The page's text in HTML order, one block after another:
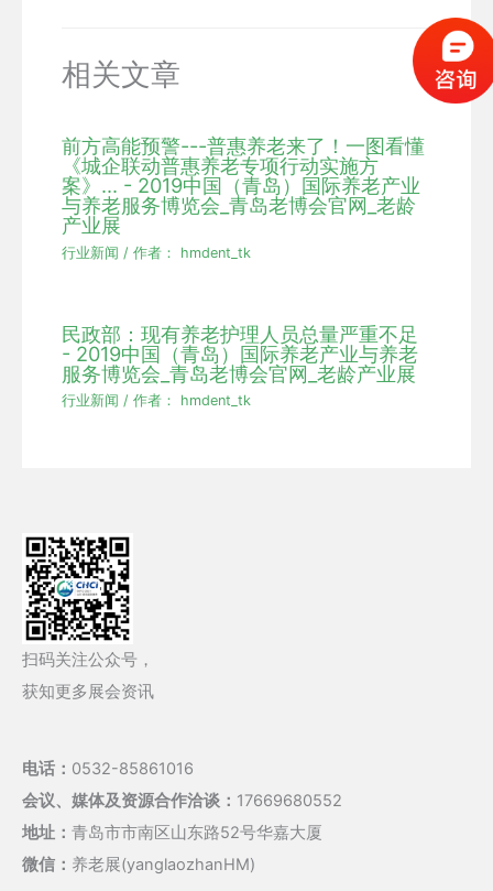
相关文章
前方高能预警---普惠养老来了！一图看懂
《城企联动普惠养老专项行动实施方
案》... - 2019中国（青岛）国际养老产业
与养老服务博览会_青岛老博会官网_老龄
产业展
行业新闻 / 作者： hmdent_tk
民政部：现有养老护理人员总量严重不足
- 2019中国（青岛）国际养老产业与养老
服务博览会_青岛老博会官网_老龄产业展
行业新闻 / 作者： hmdent_tk
扫码关注公众号，
获知更多展会资讯
电话： 0532-85861016
会议、媒体及资源合作洽谈： 17669680552
地址： 青岛市市南区山东路52号华嘉大厦
微信： 养老展(yanglaozhanHM)